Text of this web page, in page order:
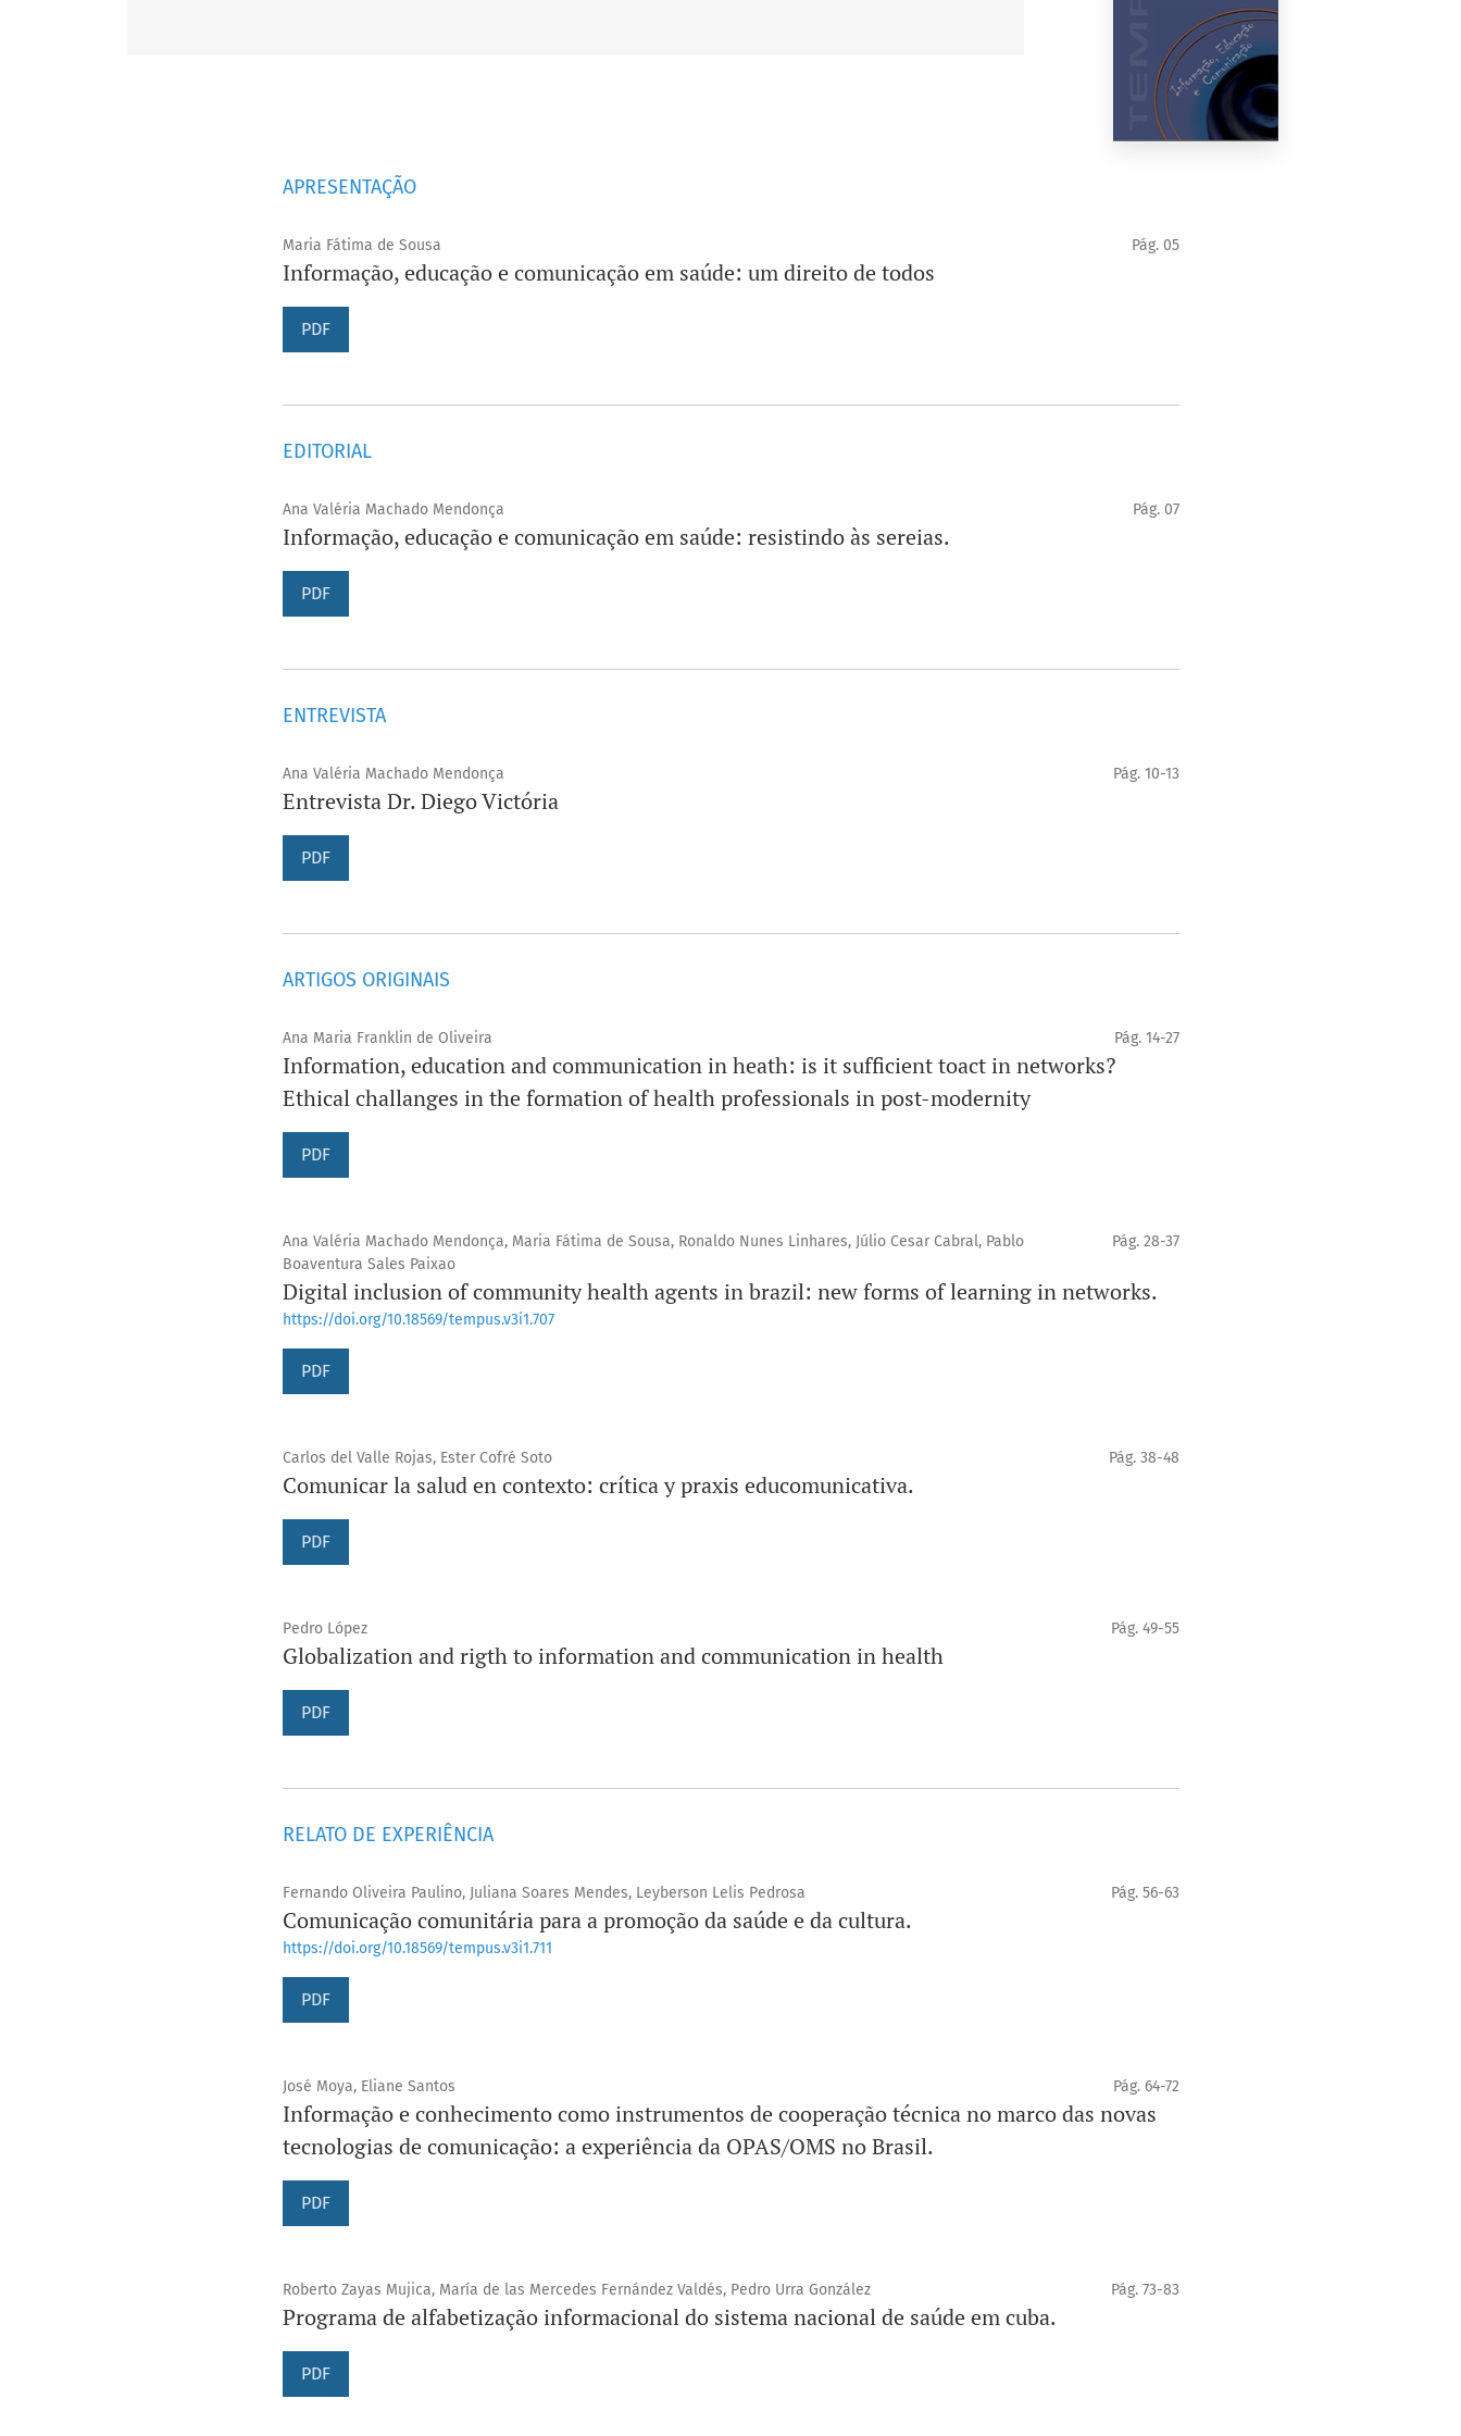
APRESENTAÇÃO
Maria Fátima de Sousa Pág. 05
Informação, educação e comunicação em saúde: um direito de todos
PDF
EDITORIAL
Ana Valéria Machado Mendonça Pág. 07
Informação, educação e comunicação em saúde: resistindo às sereias.
PDF
ENTREVISTA
Ana Valéria Machado Mendonça Pág. 10-13
Entrevista Dr. Diego Victória
PDF
ARTIGOS ORIGINAIS
Ana Maria Franklin de Oliveira Pág. 14-27
Information, education and communication in heath: is it sufficient toact in networks?
Ethical challanges in the formation of health professionals in post-modernity
PDF
Ana Valéria Machado Mendonça, Maria Fátima de Sousa, Ronaldo Nunes Linhares, Júlio Cesar Cabral, Pablo
Boaventura Sales Paixao
Pág. 28-37
Digital inclusion of community health agents in brazil: new forms of learning in networks.
https://doi.org/10.18569/tempus.v3i1.707
PDF
Carlos del Valle Rojas, Ester Cofré Soto Pág. 38-48
Comunicar la salud en contexto: crítica y praxis educomunicativa.
PDF
Pedro López Pág. 49-55
Globalization and rigth to information and communication in health
PDF
RELATO DE EXPERIÊNCIA
Fernando Oliveira Paulino, Juliana Soares Mendes, Leyberson Lelis Pedrosa Pág. 56-63
Comunicação comunitária para a promoção da saúde e da cultura.
https://doi.org/10.18569/tempus.v3i1.711
PDF
José Moya, Eliane Santos Pág. 64-72
Informação e conhecimento como instrumentos de cooperação técnica no marco das novas
tecnologias de comunicação: a experiência da OPAS/OMS no Brasil.
PDF
Roberto Zayas Mujica, María de las Mercedes Fernández Valdés, Pedro Urra González Pág. 73-83
Programa de alfabetização informacional do sistema nacional de saúde em cuba.
PDF